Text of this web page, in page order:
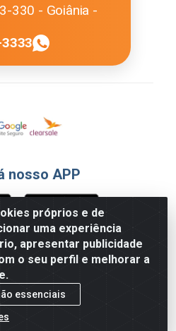
próprios e de
uma experiência
apresentar publicidade
o seu perfil e melhorar a
essenciais
330 - Goiânia -
nosso APP
Pagamento